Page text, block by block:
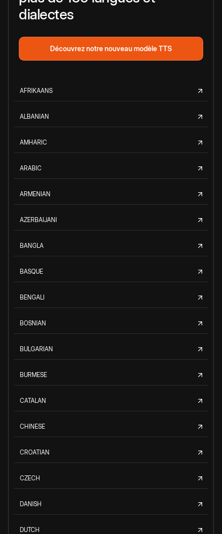
dialectes
Découvrez notre nouveau modèle TTS
AFRIKAANS
ALBANIAN
AMHARIC
ARABIC
ARMENIAN
AZERBAIJANI
BANGLA
BASQUE
BENGALI
BOSNIAN
BULGARIAN
BURMESE
CATALAN
CHINESE
CROATIAN
CZECH
DANISH
DUTCH